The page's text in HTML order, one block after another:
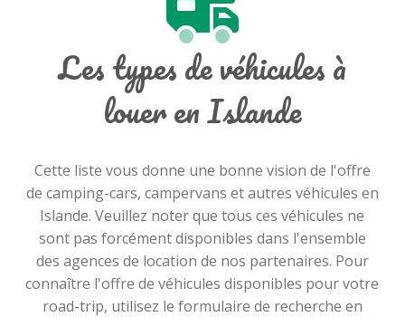
Les types de véhicules à
louer en Islande
Cette liste vous donne une bonne vision de l'offre
de camping-cars, campervans et autres véhicules en
Islande. Veuillez noter que tous ces véhicules ne
sont pas forcément disponibles dans l'ensemble
des agences de location de nos partenaires. Pour
connaître l'offre de véhicules disponibles pour votre
road-trip, utilisez le formulaire de recherche en